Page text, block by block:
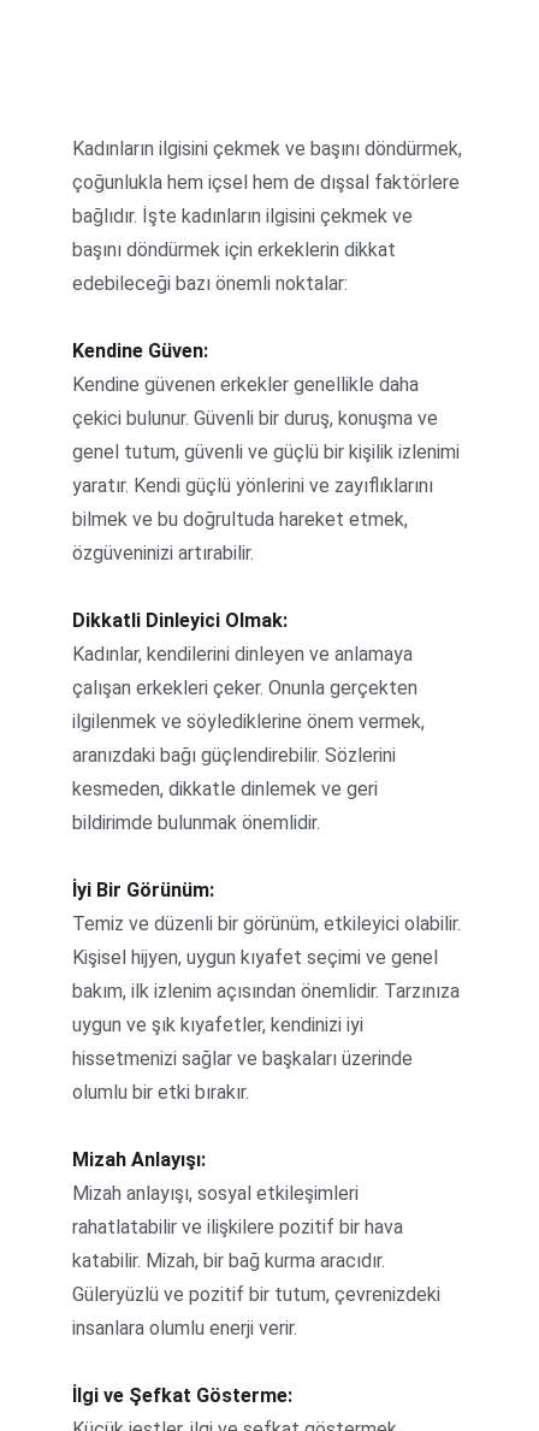
Kadınların ilgisini çekmek ve başını döndürmek,
çoğunlukla hem içsel hem de dışsal faktörlere
bağlıdır. İşte kadınların ilgisini çekmek ve
başını döndürmek için erkeklerin dikkat
edebileceği bazı önemli noktalar:
Kendine Güven:
Kendine güvenen erkekler genellikle daha
çekici bulunur. Güvenli bir duruş, konuşma ve
genel tutum, güvenli ve güçlü bir kişilik izlenimi
yaratır. Kendi güçlü yönlerini ve zayıflıklarını
bilmek ve bu doğrultuda hareket etmek,
özgüveninizi artırabilir.
Dikkatli Dinleyici Olmak:
Kadınlar, kendilerini dinleyen ve anlamaya
çalışan erkekleri çeker. Onunla gerçekten
ilgilenmek ve söylediklerine önem vermek,
aranızdaki bağı güçlendirebilir. Sözlerini
kesmeden, dikkatle dinlemek ve geri
bildirimde bulunmak önemlidir.
İyi Bir Görünüm:
Temiz ve düzenli bir görünüm, etkileyici olabilir.
Kişisel hijyen, uygun kıyafet seçimi ve genel
bakım, ilk izlenim açısından önemlidir. Tarzınıza
uygun ve şık kıyafetler, kendinizi iyi
hissetmenizi sağlar ve başkaları üzerinde
olumlu bir etki bırakır.
Mizah Anlayışı:
Mizah anlayışı, sosyal etkileşimleri
rahatlatabilir ve ilişkilere pozitif bir hava
katabilir. Mizah, bir bağ kurma aracıdır.
Güleryüzlü ve pozitif bir tutum, çevrenizdeki
insanlara olumlu enerji verir.
İlgi ve Şefkat Gösterme: